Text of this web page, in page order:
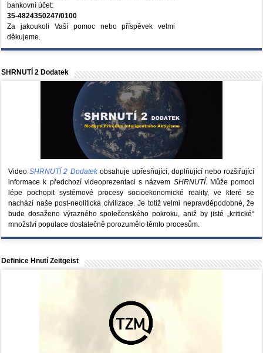
bankovní účet:
35-4824350247/0100
Za jakoukoli Vaší pomoc nebo příspěvek velmi
děkujeme.
SHRNUTÍ 2 Dodatek
VideoSHRNUTÍ 2 Dodatekobsahuje upřesňující, doplňující nebo rozšiřující
informace k předchozí videoprezentaci s názvem SHRNUTÍ. Může pomoci
lépe pochopit systémové procesy socioekonomické reality, ve které se
nachází naše post-neolitická civilizace. Je totiž velmi nepravděpodobné, že
bude dosaženo výrazného společenského pokroku, aniž by jisté „kritické“
množství populace dostatečně porozumělo těmto procesům.
Definice Hnutí Zeitgeist